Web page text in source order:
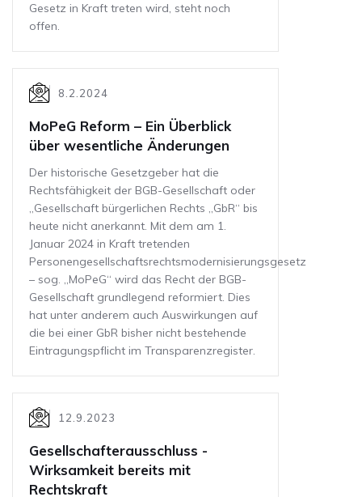
Gesetz in Kraft treten wird, steht noch
offen.
8.2.2024
MoPeG Reform – Ein Überblick
über wesentliche Änderungen
Der historische Gesetzgeber hat die
Rechtsfähigkeit der BGB-Gesellschaft oder
„Gesellschaft bürgerlichen Rechts „GbR“ bis
heute nicht anerkannt. Mit dem am 1.
Januar 2024 in Kraft tretenden
Personengesellschaftsrechtsmodernisierungsgesetz
– sog. „MoPeG“ wird das Recht der BGB-
Gesellschaft grundlegend reformiert. Dies
hat unter anderem auch Auswirkungen auf
die bei einer GbR bisher nicht bestehende
Eintragungspflicht im Transparenzregister.
12.9.2023
Gesellschafterausschluss -
Wirksamkeit bereits mit
Rechtskraft